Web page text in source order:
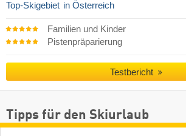
Top-Skigebiet in Österreich
Familien und Kinder
Pistenpräparierung
Testbericht
Tipps für den Skiurlaub